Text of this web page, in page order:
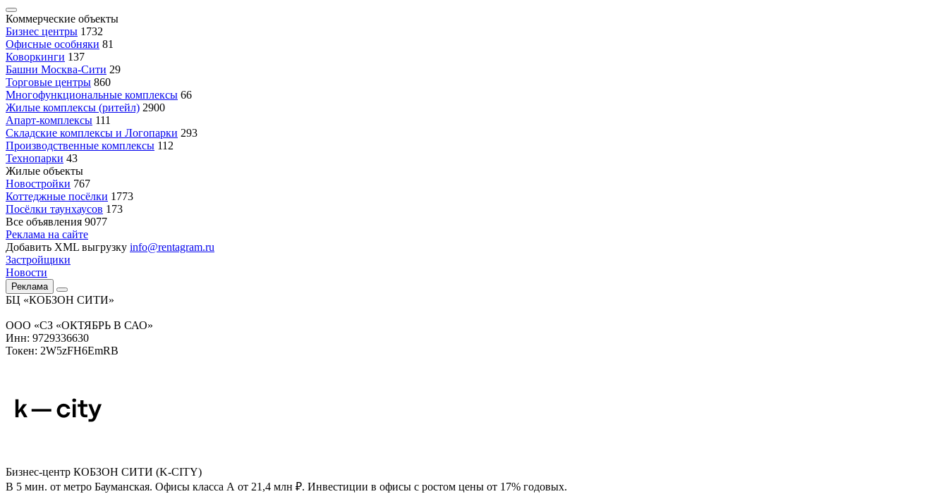
Коммерческие объекты
Бизнес центры 1732
Офисные особняки 81
Коворкинги 137
Башни Москва-Сити 29
Торговые центры 860
Многофункциональные комплексы 66
Жилые комплексы (ритейл) 2900
Апарт-комплексы 111
Складские комплексы и Логопарки 293
Производственные комплексы 112
Технопарки 43
Жилые объекты
Новостройки 767
Коттеджные посёлки 1773
Посёлки таунхаусов 173
Все объявления 9077
Реклама на сайте
Добавить XML выгрузку info@rentagram.ru
Застройщики
Новости
Реклама
БЦ «КОБЗОН СИТИ»
ООО «СЗ «ОКТЯБРЬ В САО»
Инн: 9729336630
Токен: 2W5zFH6EmRB
Бизнес-центр КОБЗОН СИТИ (K-CITY)
В 5 мин. от метро Бауманская. Офисы класса А от 21,4 млн ₽. Инвестиции в офисы с ростом цены от 17% годовых.